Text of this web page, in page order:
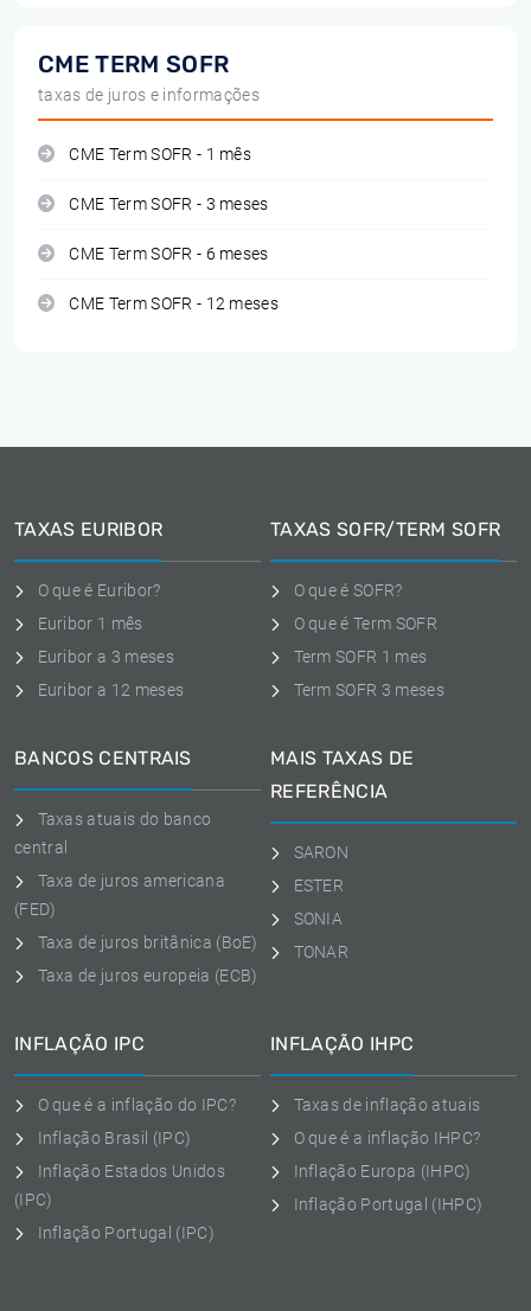
CME TERM SOFR
taxas de juros e informações
CME Term SOFR - 1 mês
CME Term SOFR - 3 meses
CME Term SOFR - 6 meses
CME Term SOFR - 12 meses
TAXAS EURIBOR
O que é Euribor?
Euribor 1 mês
Euribor a 3 meses
Euribor a 12 meses
TAXAS SOFR/TERM SOFR
O que é SOFR?
O que é Term SOFR
Term SOFR 1 mes
Term SOFR 3 meses
BANCOS CENTRAIS
Taxas atuais do banco
central
Taxa de juros americana
(FED)
Taxa de juros britânica (BoE)
Taxa de juros europeia (ECB)
MAIS TAXAS DE
REFERÊNCIA
SARON
ESTER
SONIA
TONAR
INFLAÇÃO IPC
O que é a inflação do IPC?
Inflação Brasil (IPC)
Inflação Estados Unidos
(IPC)
Inflação Portugal (IPC)
INFLAÇÃO IHPC
Taxas de inflação atuais
O que é a inflação IHPC?
Inflação Europa (IHPC)
Inflação Portugal (IHPC)